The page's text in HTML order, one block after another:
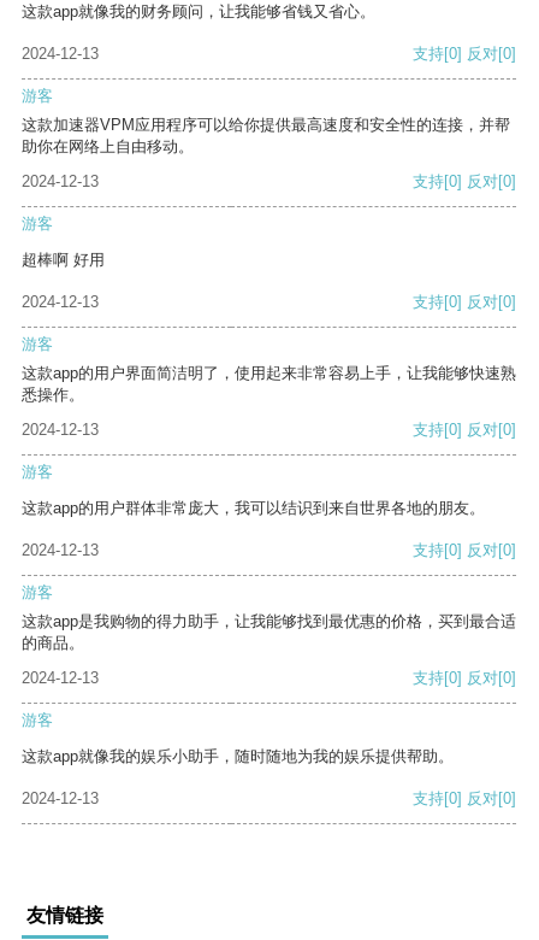
这款app就像我的财务顾问，让我能够省钱又省心。
2024-12-13 支持[0] 反对[0]
游客
这款加速器VPM应用程序可以给你提供最高速度和安全性的连接，并帮
助你在网络上自由移动。
2024-12-13
支持[0] 反对[0]
游客
超棒啊 好用
2024-12-13 支持[0] 反对[0]
游客
这款app的用户界面简洁明了，使用起来非常容易上手，让我能够快速熟
悉操作。
2024-12-13
支持[0] 反对[0]
游客
这款app的用户群体非常庞大，我可以结识到来自世界各地的朋友。
2024-12-13 支持[0] 反对[0]
游客
这款app是我购物的得力助手，让我能够找到最优惠的价格，买到最合适
的商品。
2024-12-13
支持[0] 反对[0]
游客
这款app就像我的娱乐小助手，随时随地为我的娱乐提供帮助。
2024-12-13 支持[0] 反对[0]
友情链接